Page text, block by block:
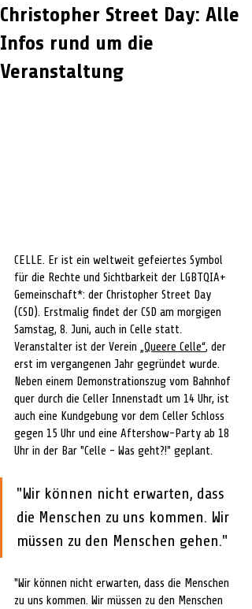
Christopher Street Day: Alle
Infos rund um die
Veranstaltung
CELLE. Er ist ein weltweit gefeiertes Symbol
für die Rechte und Sichtbarkeit der LGBTQIA+
Gemeinschaft*: der Christopher Street Day
(CSD). Erstmalig findet der CSD am morgigen
Samstag, 8. Juni, auch in Celle statt.
Veranstalter ist der Verein „Queere Celle“, der
erst im vergangenen Jahr gegründet wurde.
Neben einem Demonstrationszug vom Bahnhof
quer durch die Celler Innenstadt um 14 Uhr, ist
auch eine Kundgebung vor dem Celler Schloss
gegen 15 Uhr und eine Aftershow-Party ab 18
Uhr in der Bar "Celle - Was geht?!" geplant.
"Wir können nicht erwarten, dass
die Menschen zu uns kommen. Wir
müssen zu den Menschen gehen."
"Wir können nicht erwarten, dass die Menschen
zu uns kommen. Wir müssen zu den Menschen